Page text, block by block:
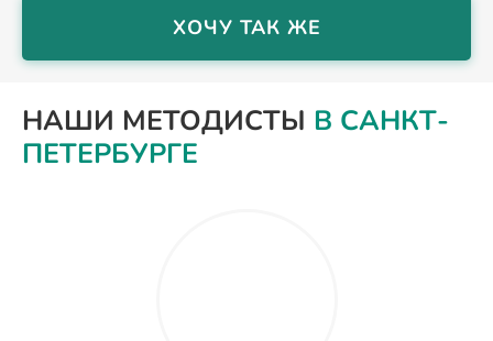
ХОЧУ ТАК ЖЕ
НАШИ МЕТОДИСТЫ В САНКТ-
ПЕТЕРБУРГЕ